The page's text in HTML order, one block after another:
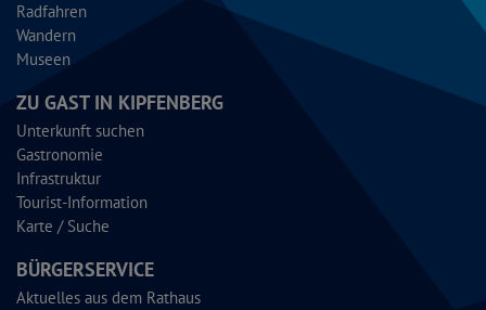
Radfahren
Wandern
Museen
ZU GAST IN KIPFENBERG
Unterkunft suchen
Gastronomie
Infrastruktur
Tourist-Information
Karte / Suche
BÜRGERSERVICE
Aktuelles aus dem Rathaus